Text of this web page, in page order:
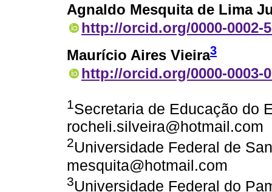
Agnaldo Mesquita de Lima
http://orcid.org/0000-0002-
Maurício Aires Vieira3
http://orcid.org/0000-0003-
1Secretaria de Educação do
rocheli.silveira@hotmail.com
2Universidade Federal de
mesquita@hotmail.com
3Universidade Federal do